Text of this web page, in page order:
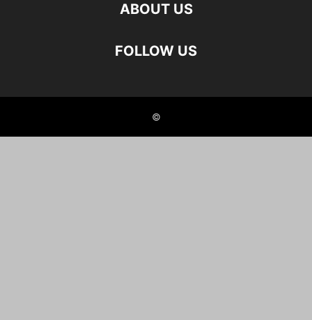
ABOUT US
FOLLOW US
©